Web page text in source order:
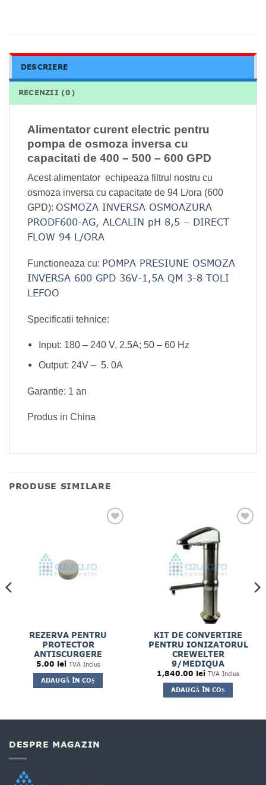
DESCRIERE
RECENZII (0)
Alimentator curent electric pentru
pompa de osmoza inversa cu
capacitati de 400 – 500 – 600 GPD
Acest alimentator echipeaza filtrul nostru cu
osmoza inversa cu capacitate de 94 L/ora (600
GPD): OSMOZA INVERSA OSMOAZURA
PRODF600-AG, ALCALIN pH 8,5 – DIRECT
FLOW 94 L/ORA
Functioneaza cu: POMPA PRESIUNE OSMOZA
INVERSA 600 GPD 36V-1,5A QM 3-8 TOLI
LEFOO
Specificatii tehnice:
Input: 180 – 240 V, 2.5A; 50 – 60 Hz
Output: 24V – 5. 0A
Garantie: 1 an
Produs in China
PRODUSE SIMILARE
REZERVA PENTRU
PROTECTOR
ANTISCURGERE
5.00 lei TVA Inclus
ADAUGĂ ÎN COȘ
KIT DE CONVERTIRE
PENTRU IONIZATORUL
CREWELTER
9/MEDIQUA
1,840.00 lei TVA Inclus
ADAUGĂ ÎN COȘ
DESPRE MAGAZIN